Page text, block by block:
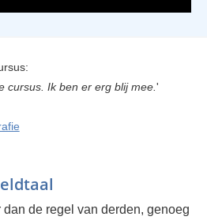
cursus. Ik ben er erg blij mee. '
de regel van derden, genoeg